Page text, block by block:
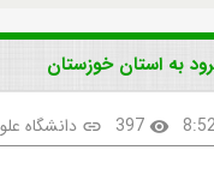
visibility
397
link دانشگاه